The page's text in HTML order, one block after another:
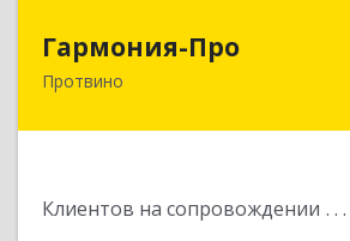
Гармония-Про
Протвино
Клиентов на сопровождении
142280, Московская обл,